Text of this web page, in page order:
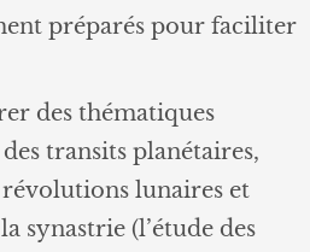
préparés pour faciliter
des thématiques
transits planétaires,
lunaires et
synastrie (l’étude des